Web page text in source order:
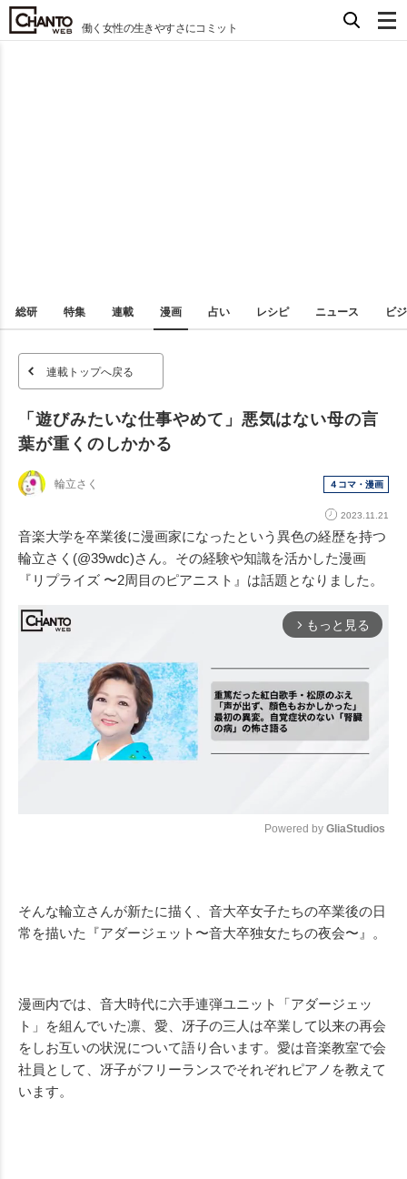
働く女性の生きやすさにコミット
総研 特集 連載 漫画 占い レシピ ニュース ビ
連載トップへ戻る
「遊びみたいな仕事やめて」悪気はない母の言
葉が重くのしかかる
輪立さく ４コマ・漫画
2023.11.21
音楽大学を卒業後に漫画家になったという異色の経歴を持つ
輪立さく(@39wdc)さん。その経験や知識を活かした漫画
『リプライズ 〜2周目のピアニスト』は話題となりました。
arrow_forward_ios もっと見る
Powered by GliaStudios
そんな輪立さんが新たに描く、音大卒女子たちの卒業後の日
常を描いた『アダージェット〜音大卒独女たちの夜会〜』。
漫画内では、音大時代に六手連弾ユニット「アダージェッ
ト」を組んでいた凛、愛、冴子の三人は卒業して以来の再会
をしお互いの状況について語り合います。愛は音楽教室で会
社員として、冴子がフリーランスでそれぞれピアノを教えて
います。